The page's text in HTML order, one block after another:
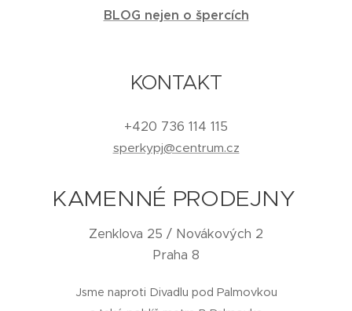
BLOG nejen o špercích
KONTAKT
+420 736 114 115
sperkypj@centrum.cz
KAMENNÉ PRODEJNY
Zenklova 25 / Novákových 2
Praha 8
Jsme naproti Divadlu pod Palmovkou